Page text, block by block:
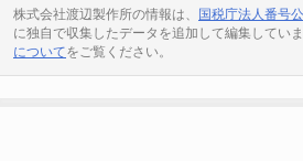
株式会社渡辺製作所の情報は、 国税庁法人番号
に独自で収集したデータを追加して編集していま
についてをご覧ください。